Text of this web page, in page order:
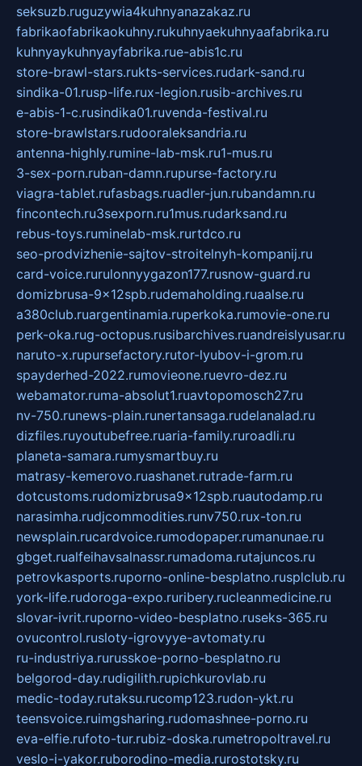
seksuzb.ruguzywia4kuhnyanazakaz.ru
fabrikaofabrikaokuhny.rukuhnyaekuhnyaafabrika.ru
kuhnyaykuhnyayfabrika.rue-abis1c.ru
store-brawl-stars.rukts-services.rudark-sand.ru
sindika-01.rusp-life.rux-legion.rusib-archives.ru
e-abis-1-c.rusindika01.ruvenda-festival.ru
store-brawlstars.rudooraleksandria.ru
antenna-highly.rumine-lab-msk.ru1-mus.ru
3-sex-porn.ruban-damn.rupurse-factory.ru
viagra-tablet.rufasbags.ruadler-jun.rubandamn.ru
fincontech.ru3sexporn.ru1mus.rudarksand.ru
rebus-toys.ruminelab-msk.rurtdco.ru
seo-prodvizhenie-sajtov-stroitelnyh-kompanij.ru
card-voice.rurulonnyygazon177.rusnow-guard.ru
domizbrusa-9x12spb.rudemaholding.ruaalse.ru
a380club.ruargentinamia.ruperkoka.rumovie-one.ru
perk-oka.rug-octopus.rusibarchives.ruandreislyusar.ru
naruto-x.rupursefactory.rutor-lyubov-i-grom.ru
spayderhed-2022.rumovieone.ruevro-dez.ru
webamator.ruma-absolut1.ruavtopomosch27.ru
nv-750.runews-plain.runertansaga.rudelanalad.ru
dizfiles.ruyoutubefree.ruaria-family.ruroadli.ru
planeta-samara.rumysmartbuy.ru
matrasy-kemerovo.ruashanet.rutrade-farm.ru
dotcustoms.rudomizbrusa9x12spb.ruautodamp.ru
narasimha.rudjcommodities.runv750.rux-ton.ru
newsplain.rucardvoice.rumodopaper.rumanunae.ru
gbget.rualfeihavsalnassr.rumadoma.rutajuncos.ru
petrovkasports.ruporno-online-besplatno.rusplclub.ru
york-life.rudoroga-expo.ruribery.rucleanmedicine.ru
slovar-ivrit.ruporno-video-besplatno.ruseks-365.ru
ovucontrol.rusloty-igrovyye-avtomaty.ru
ru-industriya.rurusskoe-porno-besplatno.ru
belgorod-day.rudigilith.rupichkurovlab.ru
medic-today.rutaksu.rucomp123.rudon-ykt.ru
teensvoice.ruimgsharing.rudomashnee-porno.ru
eva-elfie.rufoto-tur.rubiz-doska.rumetropoltravel.ru
veslo-i-yakor.ruborodino-media.rurostotsky.ru